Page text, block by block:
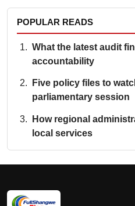
POPULAR READS
What the latest audit
accountability
Five policy files to
parliamentary session
How regional
local services